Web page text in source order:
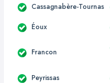
Cassagnabère-Tournas
Éoux
Francon
Peyrissas